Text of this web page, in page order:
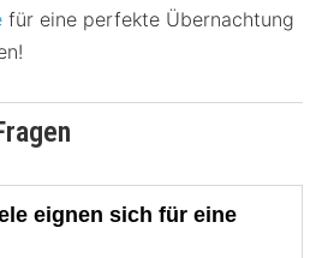
für eine perfekte Übernachtung
eignen sich für eine